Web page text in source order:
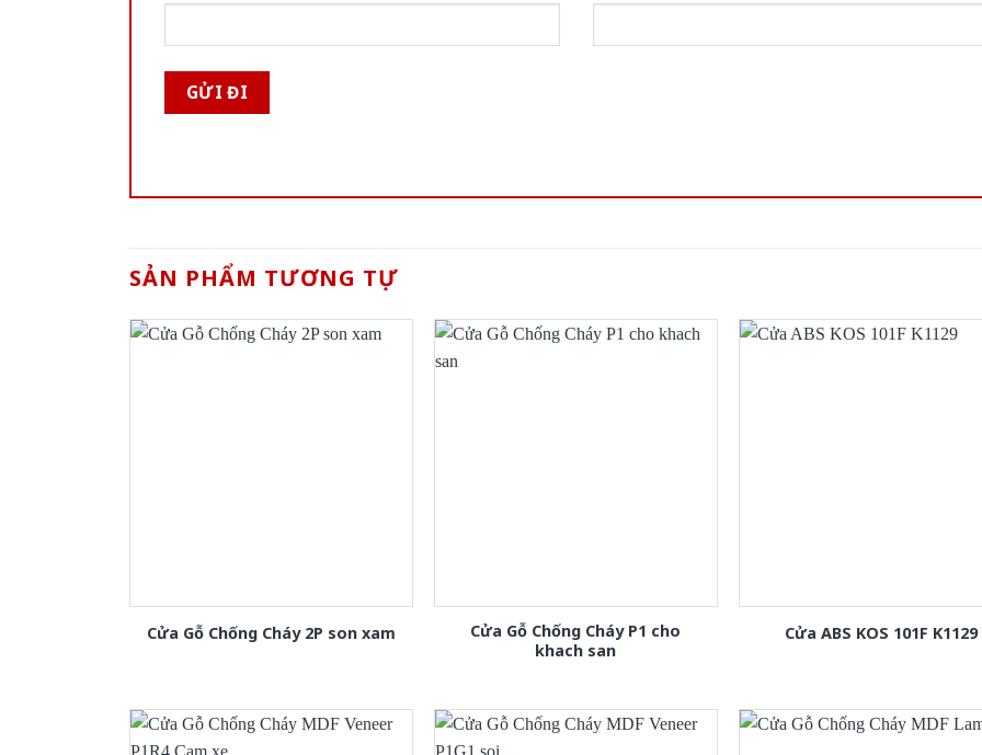
SẢN PHẨM TƯƠNG TỰ
Cửa Gỗ Chống Cháy 2P son xam
Cửa Gỗ Chống Cháy P1 cho
khach san
Cửa ABS KOS 101F K1129